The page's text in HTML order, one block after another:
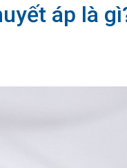
áp là